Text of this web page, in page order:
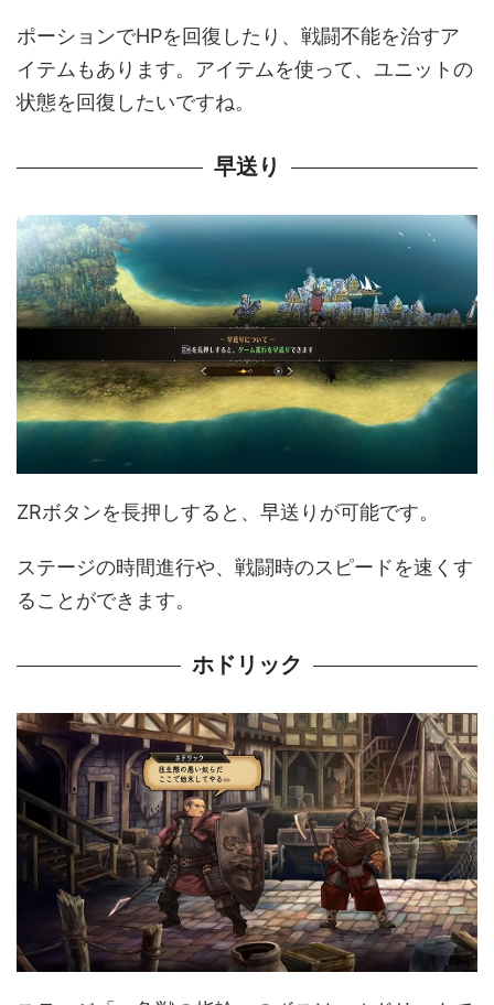
ポーションでHPを回復したり、戦闘不能を治すア
イテムもあります。アイテムを使って、ユニットの
状態を回復したいですね。
早送り
ZRボタンを長押しすると、早送りが可能です。
ステージの時間進行や、戦闘時のスピードを速くす
ることができます。
ホドリック